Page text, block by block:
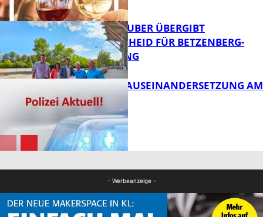
FB News
FB Kultur
MINISTER TEUBER ÜBERGIBT
FÖRDERBESCHEID FÜR BETZENBERG-
ENTWICKLUNG
HANDFESTE AUSEINANDERSETZUNG AM
PFAFFPLATZ
- Werbeanzeige -